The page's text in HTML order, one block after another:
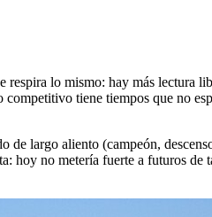
lo mismo: hay más lectura
tiene tiempos que no
de largo aliento (campeón,
no metería fuerte a futuros de